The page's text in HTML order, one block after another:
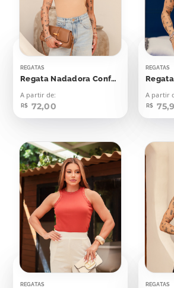
REGATAS
Regata Nadadora Confort Bolinhas Aplicação
A partir de:
R$ 72,00
REGATAS
A partir
R$
REGATAS REGATAS